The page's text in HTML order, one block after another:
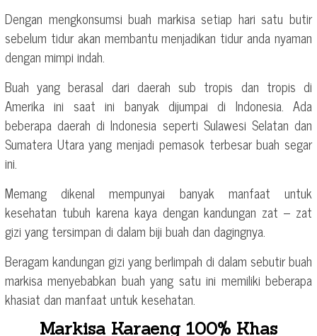
Dengan mengkonsumsi buah markisa setiap hari satu butir
sebelum tidur akan membantu menjadikan tidur anda nyaman
dengan mimpi indah.
Buah yang berasal dari daerah sub tropis dan tropis di
Amerika ini saat ini banyak dijumpai di Indonesia. Ada
beberapa daerah di Indonesia seperti Sulawesi Selatan dan
Sumatera Utara yang menjadi pemasok terbesar buah segar
ini.
Memang dikenal mempunyai banyak manfaat untuk
kesehatan tubuh karena kaya dengan kandungan zat – zat
gizi yang tersimpan di dalam biji buah dan dagingnya.
Beragam kandungan gizi yang berlimpah di dalam sebutir buah
markisa menyebabkan buah yang satu ini memiliki beberapa
khasiat dan manfaat untuk kesehatan.
Markisa Karaeng 100% Khas